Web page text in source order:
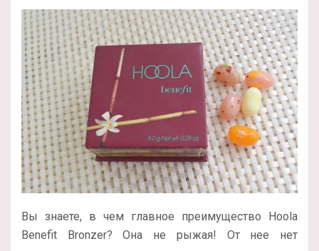
Вы знаете, в чем главное преимущество Hoola
Benefit Bronzer? Она не рыжая! От нее нет